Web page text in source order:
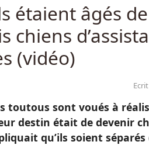
étaient âgés
chiens
(vidéo)
toutous sont voués à
destin était de devenir
qu’ils soient